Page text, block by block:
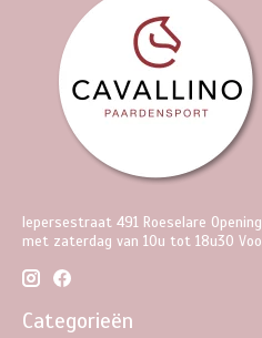
Iepersestraat 491 Roeselare
met zaterdag van 10u tot 18u30
Categorieën